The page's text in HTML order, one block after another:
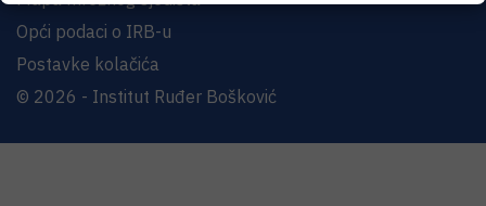
Opći podaci o IRB-u
Postavke kolačića
© 2026 - Institut Ruđer Bošković